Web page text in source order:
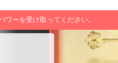
ーを受け取ってください。